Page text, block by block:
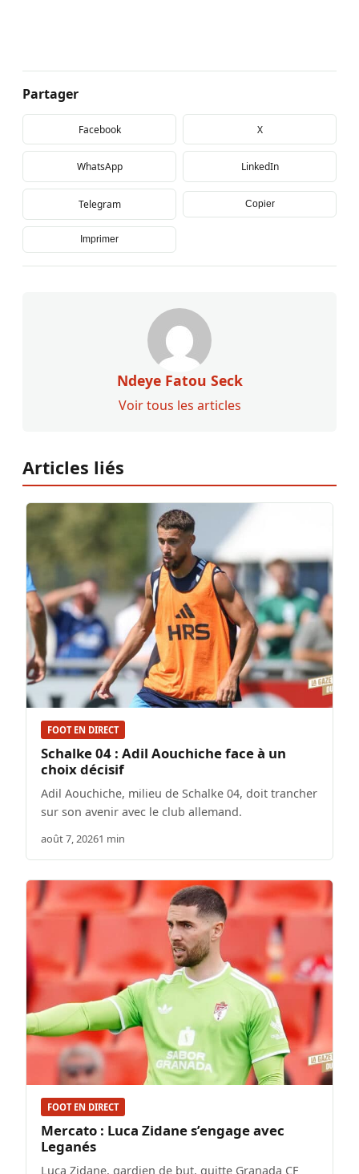
Partager
Facebook X
WhatsApp LinkedIn
Telegram Copier
Imprimer
Ndeye Fatou Seck
Voir tous les articles
Articles liés
FOOT EN DIRECT
Schalke 04 : Adil Aouchiche face à un
choix décisif
Adil Aouchiche, milieu de Schalke 04, doit trancher
sur son avenir avec le club allemand.
août 7, 20261 min
FOOT EN DIRECT
Mercato : Luca Zidane s’engage avec
Leganés
Luca Zidane, gardien de but, quitte Granada CF